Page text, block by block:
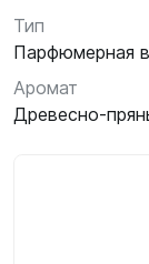
Тип
Парфюмерная
Аромат
Древесно-